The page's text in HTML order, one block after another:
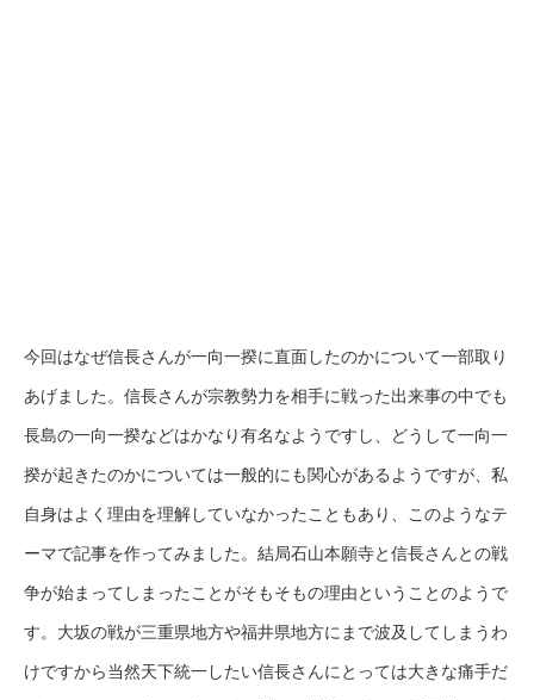
今回はなぜ信長さんが一向一揆に直面したのかについて一部取り
あげました。信長さんが宗教勢力を相手に戦った出来事の中でも
長島の一向一揆などはかなり有名なようですし、どうして一向一
揆が起きたのかについては一般的にも関心があるようですが、私
自身はよく理由を理解していなかったこともあり、このようなテ
ーマで記事を作ってみました。結局石山本願寺と信長さんとの戦
争が始まってしまったことがそもそもの理由ということのようで
す。大坂の戦が三重県地方や福井県地方にまで波及してしまうわ
けですから当然天下統一したい信長さんにとっては大きな痛手だ